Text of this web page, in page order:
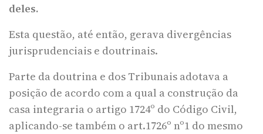
deles.
Esta questão, até então, gerava divergências
jurisprudenciais e doutrinais.
Parte da doutrina e dos Tribunais adotava a
posição de acordo com a qual a construção da
casa integraria o artigo 1724º do Código Civil,
aplicando-se também o art.1726º nº1 do mesmo